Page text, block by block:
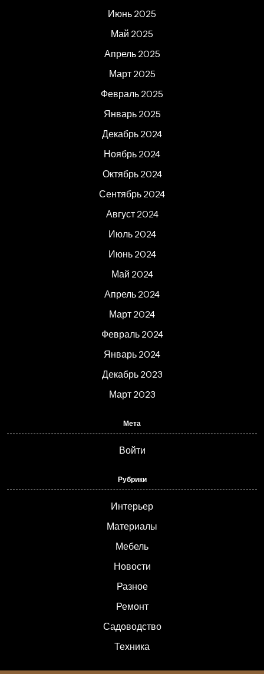
Июнь 2025
Май 2025
Апрель 2025
Март 2025
Февраль 2025
Январь 2025
Декабрь 2024
Ноябрь 2024
Октябрь 2024
Сентябрь 2024
Август 2024
Июль 2024
Июнь 2024
Май 2024
Апрель 2024
Март 2024
Февраль 2024
Январь 2024
Декабрь 2023
Март 2023
Мета
Войти
Рубрики
Интерьер
Материалы
Мебель
Новости
Разное
Ремонт
Садоводство
Техника